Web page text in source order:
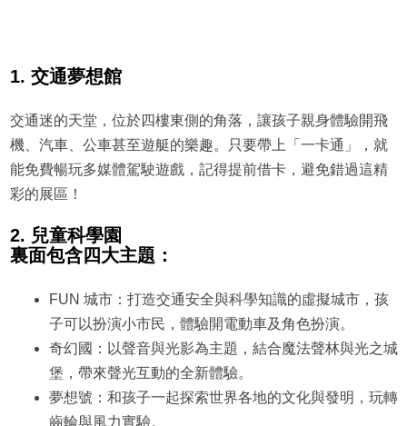
1. 交通夢想館
交通迷的天堂，位於四樓東側的角落，讓孩子親身體驗開飛
機、汽車、公車甚至遊艇的樂趣。只要帶上「一卡通」，就
能免費暢玩多媒體駕駛遊戲，記得提前借卡，避免錯過這精
彩的展區！
2. 兒童科學園
裏面包含四大主題：
FUN 城市：打造交通安全與科學知識的虛擬城市，孩
子可以扮演小市民，體驗開電動車及角色扮演。
奇幻國：以聲音與光影為主題，結合魔法聲林與光之城
堡，帶來聲光互動的全新體驗。
夢想號：和孩子一起探索世界各地的文化與發明，玩轉
齒輪與風力實驗。